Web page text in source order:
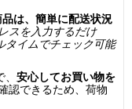
は、簡単に配送状況
スを入力するだけ
タイムでチェック可能
安心してお買い物を
認できるため、荷物